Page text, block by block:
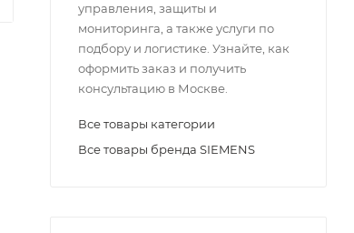
управления, защиты и
мониторинга, а также услуги по
подбору и логистике. Узнайте, как
оформить заказ и получить
консультацию в Москве.
Все товары категории
Все товары бренда SIEMENS